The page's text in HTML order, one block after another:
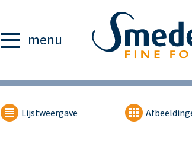
menu
Lijstweergave